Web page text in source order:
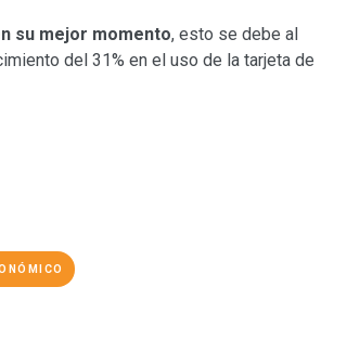
su mejor momento, esto se debe al
del 31% en el uso de la tarjeta de